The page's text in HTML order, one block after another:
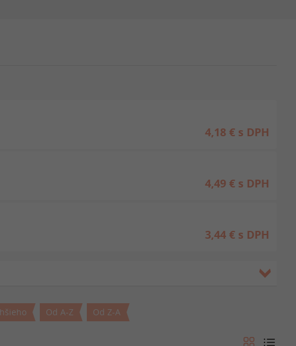
4,18 € s DPH
4,49 € s DPH
3,44 € s DPH
Od A-Z Od Z-A